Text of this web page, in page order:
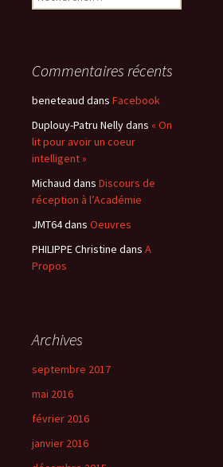
Commentaires récents
beneteaud dans Facebook
Duplouy-Patru Nellydans « On
lit pour avoir un coeur
intelligent »
Michaud dans Discours de
réception à l’Académie
JMT64dans Oeuvres
PHILIPPE Christine dans A
Propos
Archives
septembre 2017
mai 2016
février 2016
janvier 2016